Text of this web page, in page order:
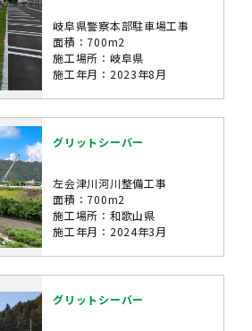
岐阜県警察本部駐車場工事
面積：700m2
施工場所：岐阜県
施工年月：2023年8月
グリットシーバー
左会津川河川整備工事
面積：700m2
施工場所：和歌山県
施工年月：2024年3月
グリットシーバー